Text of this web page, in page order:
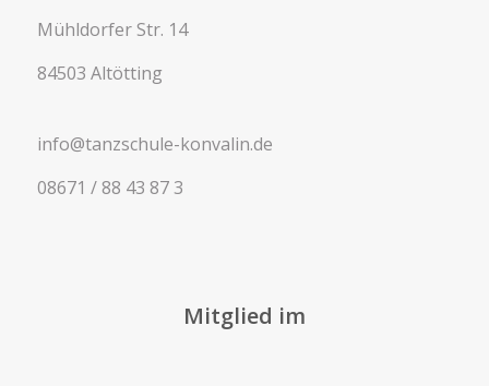
Mühldorfer Str. 14
84503 Altötting
info@tanzschule-konvalin.de
08671 / 88 43 87 3
Mitglied im